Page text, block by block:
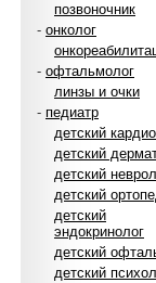
позвоночник
- онколог
- офтальмолог
линзы и очки
- педиатр
детский
детский
детский
детский
детский
эндокринолог
детский
детский